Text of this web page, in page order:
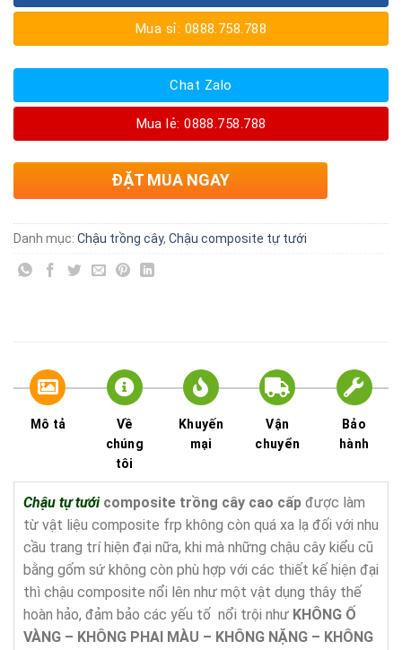
Mua sỉ: 0888.758.788
Chat Zalo
Mua lẻ: 0888.758.788
ĐẶT MUA NGAY
Danh mục: Chậu trồng cây, Chậu composite tự tưới
Mô tả
Về
chúng
tôi
Khuyến
mại
Vận
chuyển
Bảo
hành
Chậu tự tướicomposite trồng cây cao cấp được làm
từ vật liệu composite frp không còn quá xa lạ đối với nhu
cầu trang trí hiện đại nữa, khi mà những chậu cây kiểu cũ
bằng gốm sứ không còn phù hợp với các thiết kế hiện đại
thì chậu composite nổi lên như một vật dụng thây thế
hoàn hảo, đảm bảo các yếu tố nổi trội như KHÔNG Ố
VÀNG – KHÔNG PHAI MÀU – KHÔNG NẶNG – KHÔNG